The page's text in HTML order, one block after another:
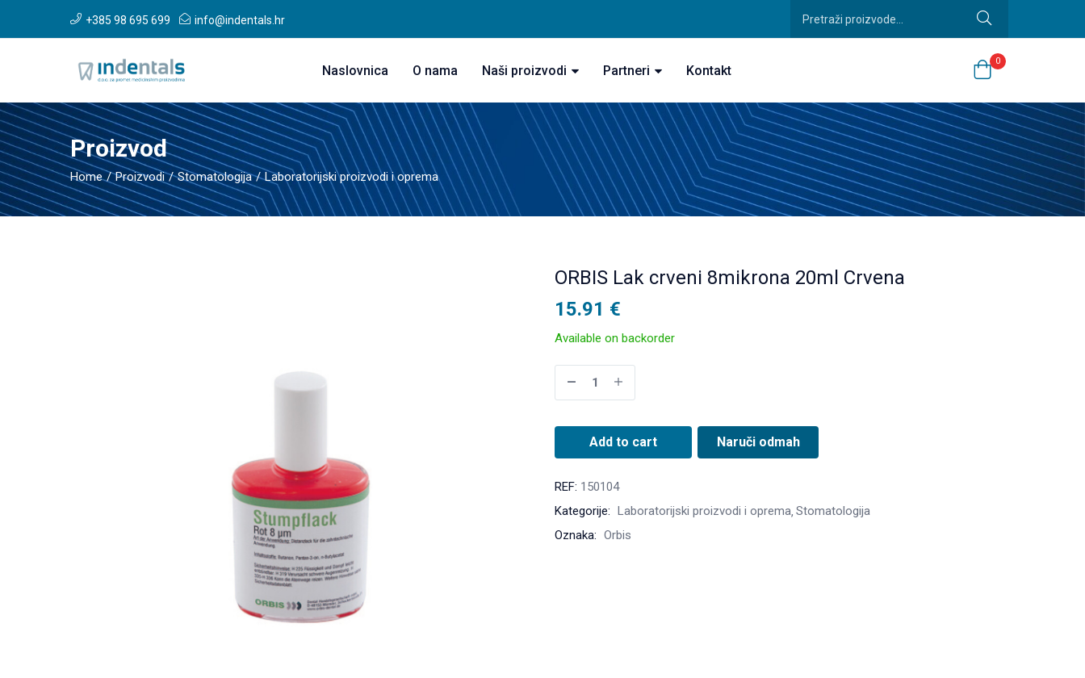
+385 98 695 699 info@indentals.hr
Naslovnica O nama Naši proizvodi Partneri Kontakt
0
Proizvod
Home Proizvodi Stomatologija Laboratorijski proizvodi i oprema
ORBIS Lak crveni 8mikrona 20ml Crvena
15.91 €
Available on backorder
Add to cart Naruči odmah
REF: 150104
Kategorije: Laboratorijski proizvodi i oprema Stomatologija
Oznaka: Orbis